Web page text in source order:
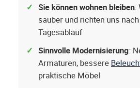
Sie können wohnen bleiben:
sauber und richten uns
Tagesablauf
Sinnvolle Modernisierung:
Armaturen, bessere
praktische Möbel